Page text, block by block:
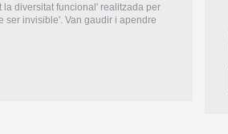
la diversitat funcional' realitzada per
ser invisible'. Van gaudir i apendre